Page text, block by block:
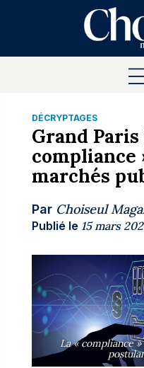
DÉCRYPTAGES
Grand Paris
compliance
marchés
Par Choiseul
Publié le 15 mars
La « compliance